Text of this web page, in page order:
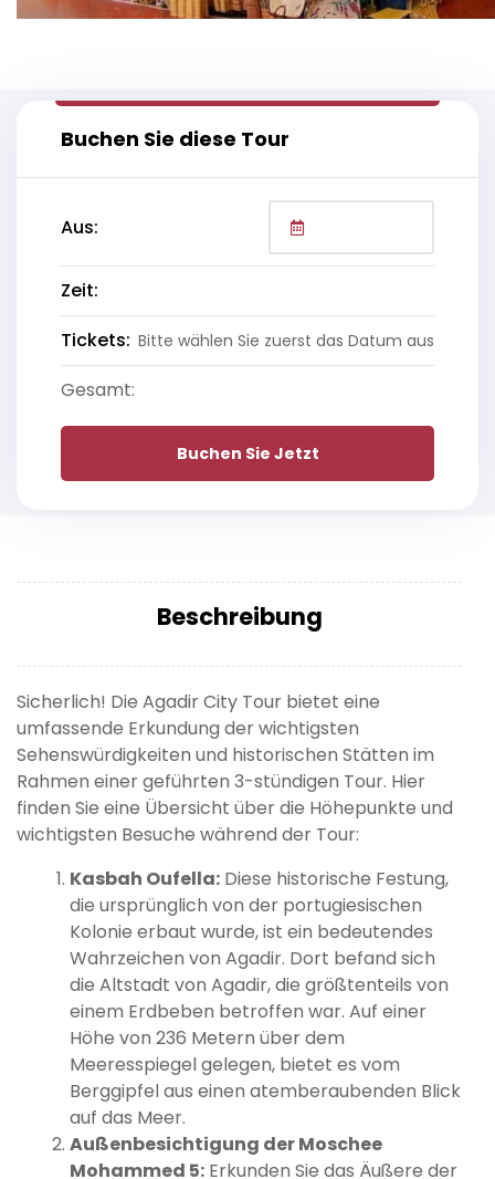
Buchen Sie diese Tour
Aus:
Zeit:
Tickets: Bitte wählen Sie zuerst das Datum aus
Gesamt:
Buchen Sie Jetzt
Beschreibung
Sicherlich! Die Agadir City Tour bietet eine
umfassende Erkundung der wichtigsten
Sehenswürdigkeiten und historischen Stätten im
Rahmen einer geführten 3-stündigen Tour. Hier
finden Sie eine Übersicht über die Höhepunkte und
wichtigsten Besuche während der Tour:
Kasbah Oufella: Diese historische Festung,
die ursprünglich von der portugiesischen
Kolonie erbaut wurde, ist ein bedeutendes
Wahrzeichen von Agadir. Dort befand sich
die Altstadt von Agadir, die größtenteils von
einem Erdbeben betroffen war. Auf einer
Höhe von 236 Metern über dem
Meeresspiegel gelegen, bietet es vom
Berggipfel aus einen atemberaubenden Blick
auf das Meer.
Außenbesichtigung der Moschee
Mohammed 5: Erkunden Sie das Äußere der